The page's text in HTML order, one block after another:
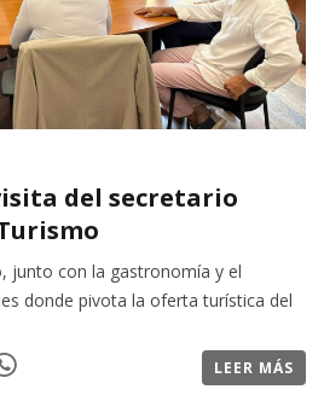
del secretario
junto con la gastronomía y el
donde pivota la oferta turística del
LEER MÁS